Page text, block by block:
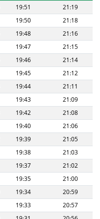
19:51
21:19
19:50
21:18
19:48
21:16
19:47
21:15
19:46
21:14
19:45
21:12
19:44
21:11
19:43
21:09
19:42
21:08
19:40
21:06
19:39
21:05
19:38
21:03
19:37
21:02
19:35
21:00
19:34
20:59
19:33
20:57